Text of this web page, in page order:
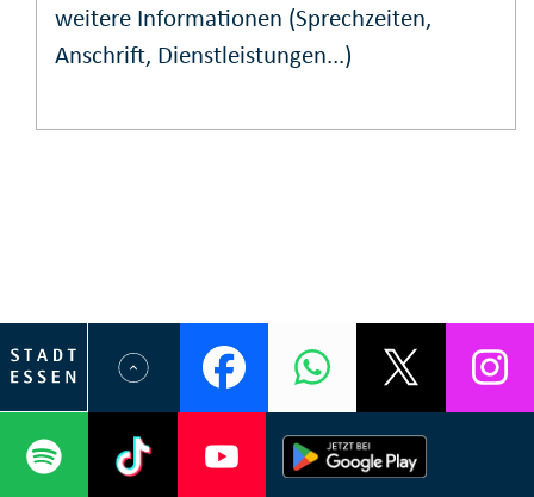
weitere Informationen (Sprechzeiten,
Anschrift, Dienstleistungen...)